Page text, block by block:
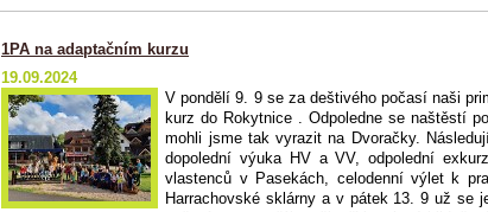
1PA na adaptačním kurzu
19.09.2024
V pondělí 9. 9 se za deštivého počasí naši
kurz do Rokytnice . Odpoledne se naštěstí
mohli jsme tak vyrazit na Dvoračky.
dopolední výuka HV a VV, odpolední
vlastenců v Pasekách, celodenní výlet k
Harrachovské sklárny a v pátek 13. 9 už se